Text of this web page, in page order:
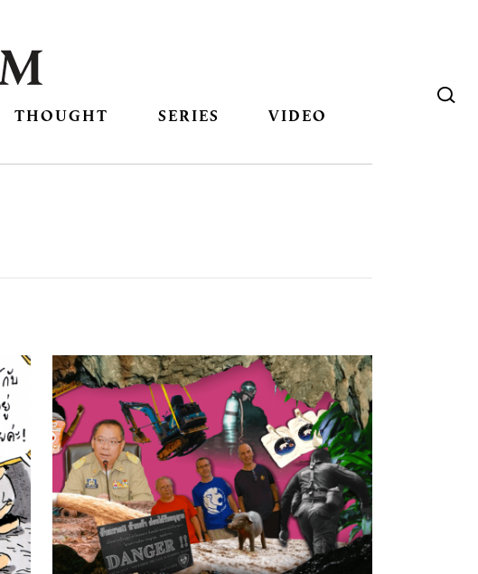
THOUGHT SERIES VIDEO